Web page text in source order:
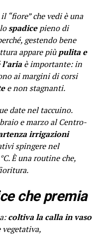
“fiore” che vedi è una
spadicepieno di
gestendo bene
appare piùpulita e
l’ariaè importante: in
ai margini di corsi
e non stagnanti.
date nel taccuino.
e marzo al Centro-
irrigazioni
spingere nel
È una routine che,
che premia
coltiva la calla in vaso